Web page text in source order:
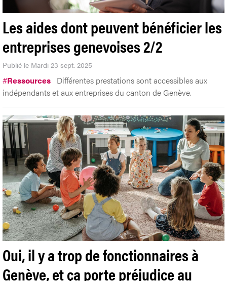
Les aides dont peuvent bénéficier les
entreprises genevoises 2/2
Publié le Mardi 23 sept. 2025
#Ressources Différentes prestations sont accessibles aux
indépendants et aux entreprises du canton de Genève.
Oui, il y a trop de fonctionnaires à
Genève, et ça porte préjudice au